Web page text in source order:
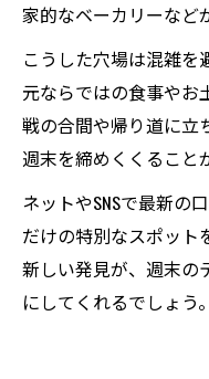
家的なベーカリーなど
こうした穴場は混雑を
元ならではの食事やお
戦の合間や帰り道に立
週末を締めくくること
ネットやSNSで最新の
だけの特別なスポット
新しい発見が、週末の
にしてくれるでしょう。